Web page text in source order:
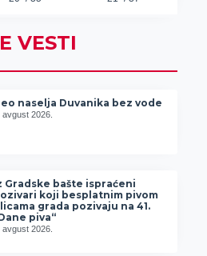
VESTI
naselja Duvanika bez vode
avgust 2026.
Gradske bašte ispraćeni
koji besplatnim pivom
grada pozivaju na 41.
piva“
avgust 2026.